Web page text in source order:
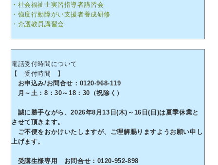
・社会福祉士実習指導者講習会
・強度行動障がい支援者養成研修
・介護教員講習会
電話受付時間について
【 受付時間 】
お申込み/お問合せ：0120-968-119
月～土：8：30～18：30（祝除く）
誠に勝手ながら、2026年8月13日(木)～16日(日)は夏季休業と
させて頂きます。
ご不便をおかけいたしますが、ご理解賜りますようお願い申し
上げます。
受講生様専用 お問合せ：0120-952-898